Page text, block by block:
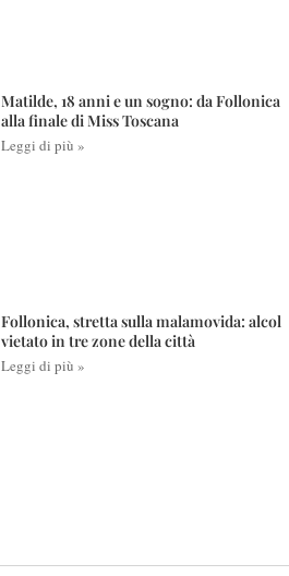
Matilde, 18 anni e un sogno: da Follonica
alla finale di Miss Toscana
Leggi di più »
Follonica, stretta sulla malamovida: alcol
vietato in tre zone della città
Leggi di più »